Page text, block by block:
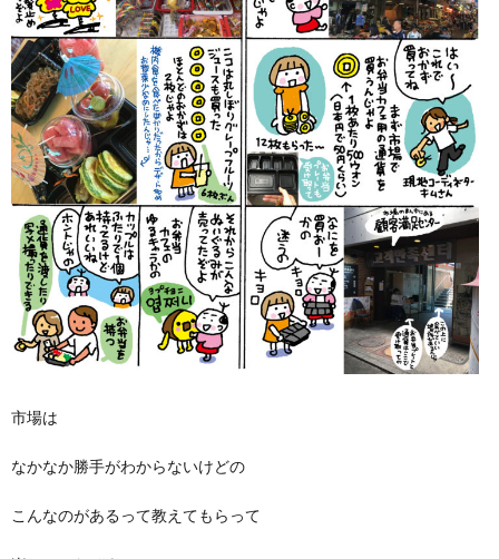
市場は
なかなか勝手がわからないけどの
こんなのがあるって教えてもらって